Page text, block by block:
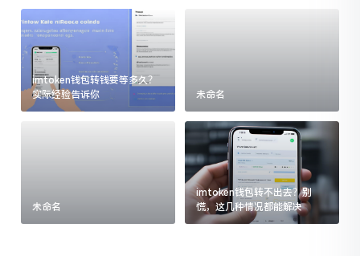
imtoken钱包转钱要等多久？
实际经验告诉你
未命名
未命名
imtoken钱包转不出去？别
慌，这几种情况都能解决